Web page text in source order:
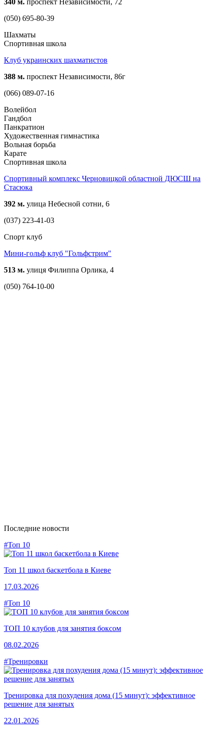
(050) 695-80-39
Шахматы
Спортивная школа
Клуб украинских шахматистов
388 м. проспект Независимости, 86г
(066) 089-07-16
Волейбол
Гандбол
Панкратион
Художественная гимнастика
Вольная борьба
Карате
Спортивная школа
Спортивный комплекс Черновицкой областной ДЮСШ на
Стасюка
392 м. улица Небесной сотни, 6
(037) 223-41-03
Спорт клуб
Мини-гольф клуб "Гольфстрим"
513 м. улиця Филиппа Орлика, 4
(050) 764-10-00
Последние новости
#Топ 10
Топ 11 школ баскетбола в Киеве
17.03.2026
#Топ 10
ТОП 10 клубов для занятия боксом
08.02.2026
#Тренировки
Тренировка для похудения дома (15 минут): эффективное
решение для занятых
22.01.2026